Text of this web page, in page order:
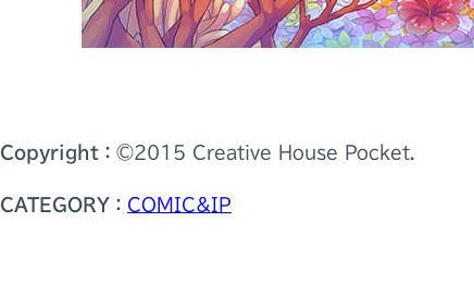
Copyright： ©️2015 Creative House Pocket.
CATEGORY： COMIC&IP